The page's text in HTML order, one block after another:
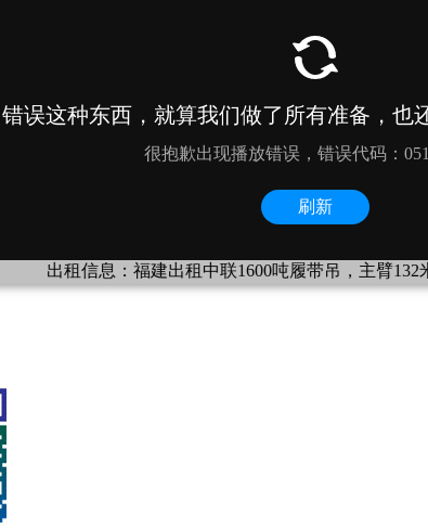
出租信息： 福建出租中联1600吨履带吊，主臂132米